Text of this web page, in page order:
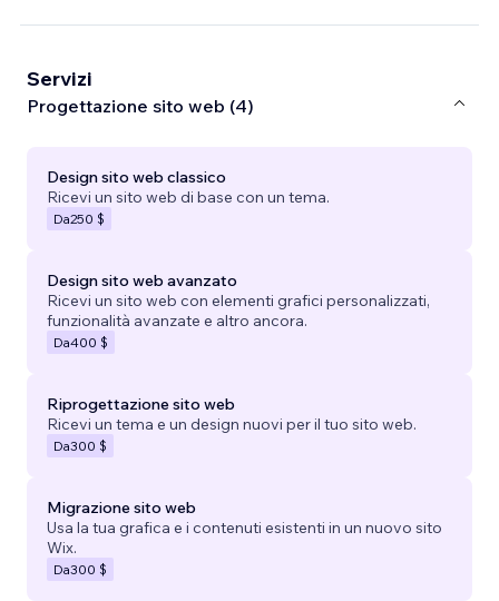
Servizi
Progettazione sito web (4)
Design sito web classico
Ricevi un sito web di base con un tema.
Da250 $
Design sito web avanzato
Ricevi un sito web con elementi grafici personalizzati,
funzionalità avanzate e altro ancora.
Da400 $
Riprogettazione sito web
Ricevi un tema e un design nuovi per il tuo sito web.
Da300 $
Migrazione sito web
Usa la tua grafica e i contenuti esistenti in un nuovo sito
Wix.
Da300 $